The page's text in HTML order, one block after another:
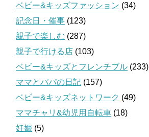
ベビー&キッズファッション (34)
記念日・催事 (123)
親子で楽しむ (287)
親子で行ける店 (103)
ベビー&キッズとフレンチブル (233)
ママとパパの日記 (157)
ベビー&キッズネットワーク (49)
ママチャリ&幼児用自転車 (18)
妊娠 (5)